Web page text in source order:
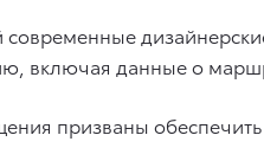
включая данные о
призваны